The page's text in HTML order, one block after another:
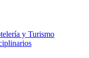
y Turismo